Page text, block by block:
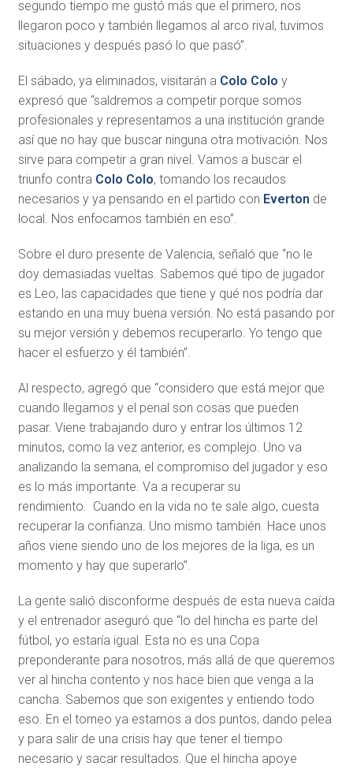
segundo tiempo me gustó más que el primero, nos
llegaron poco y también llegamos al arco rival, tuvimos
situaciones y después pasó lo que pasó”.
El sábado, ya eliminados, visitarán a Colo Colo y
expresó que “saldremos a competir porque somos
profesionales y representamos a una institución grande
así que no hay que buscar ninguna otra motivación. Nos
sirve para competir a gran nivel. Vamos a buscar el
triunfo contra Colo Colo, tomando los recaudos
necesarios y ya pensando en el partido con Everton de
local. Nos enfocamos también en eso”.
Sobre el duro presente de Valencia, señaló que “no le
doy demasiadas vueltas. Sabemos qué tipo de jugador
es Leo, las capacidades que tiene y qué nos podría dar
estando en una muy buena versión. No está pasando por
su mejor versión y debemos recuperarlo. Yo tengo que
hacer el esfuerzo y él también”.
Al respecto, agregó que “considero que está mejor que
cuando llegamos y el penal son cosas que pueden
pasar. Viene trabajando duro y entrar los últimos 12
minutos, como la vez anterior, es complejo. Uno va
analizando la semana, el compromiso del jugador y eso
es lo más importante. Va a recuperar su
rendimiento. Cuando en la vida no te sale algo, cuesta
recuperar la confianza. Uno mismo también. Hace unos
años viene siendo uno de los mejores de la liga, es un
momento y hay que superarlo”.
La gente salió disconforme después de esta nueva caída
y el entrenador aseguró que “lo del hincha es parte del
fútbol, yo estaría igual. Esta no es una Copa
preponderante para nosotros, más allá de que queremos
ver al hincha contento y nos hace bien que venga a la
cancha. Sabemos que son exigentes y entiendo todo
eso. En el torneo ya estamos a dos puntos, dando pelea
y para salir de una crisis hay que tener el tiempo
necesario y sacar resultados. Que el hincha apoye